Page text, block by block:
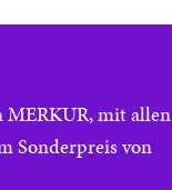
MERKUR, mit allen
Sonderpreis von